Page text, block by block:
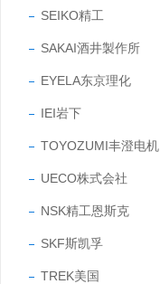
SEIKO精工
SAKAI酒井製作所
EYELA东京理化
IEI岩下
TOYOZUMI丰澄电机
UECO株式会社
NSK精工恩斯克
SKF斯凯孚
TREK美国